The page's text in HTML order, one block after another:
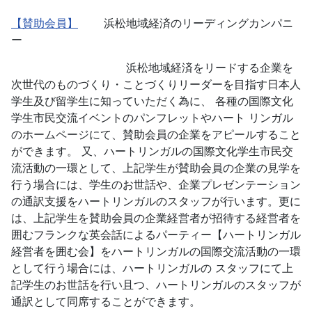
【賛助会員】
浜松地域経済のリーディングカンパニ
ー
浜松地域経済をリードする企業を
次世代のものづくり・ことづくりリーダーを目指す日本人
学生及び留学生に知っていただく為に、 各種の国際文化
学生市民交流イベントのパンフレットやハート リンガル
のホームページにて、賛助会員の企業をアピールすること
ができます。 又、ハートリンガルの国際文化学生市民交
流活動の一環として、上記学生が賛助会員の企業の見学を
行う場合には、学生のお世話や、企業プレゼンテーション
の通訳支援をハートリンガルのスタッフが行います。更に
は、上記学生を賛助会員の企業経営者が招待する経営者を
囲むフランクな英会話によるパーティー【ハートリンガル
経営者を囲む会】をハートリンガルの国際交流活動の一環
として行う場合には、ハートリンガルの スタッフにて上
記学生のお世話を行い且つ、ハートリンガルのスタッフが
通訳として同席することができます。